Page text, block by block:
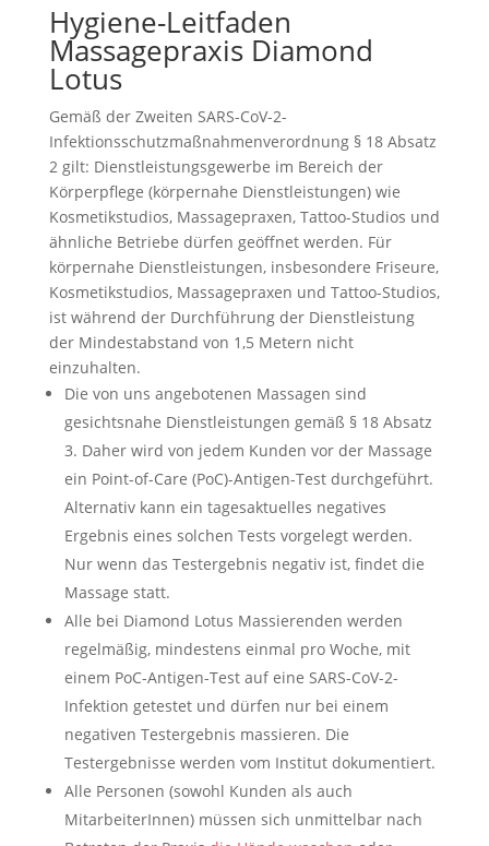
Hygiene-Leitfaden
Massagepraxis Diamond
Lotus
Gemäß der Zweiten SARS-CoV-2-
Infektionsschutzmaßnahmenverordnung § 18 Absatz
2 gilt: Dienstleistungsgewerbe im Bereich der
Körperpflege (körpernahe Dienstleistungen) wie
Kosmetikstudios, Massagepraxen, Tattoo-Studios und
ähnliche Betriebe dürfen geöffnet werden. Für
körpernahe Dienstleistungen, insbesondere Friseure,
Kosmetikstudios, Massagepraxen und Tattoo-Studios,
ist während der Durchführung der Dienstleistung
der Mindestabstand von 1,5 Metern nicht
einzuhalten.
Die von uns angebotenen Massagen sind
gesichtsnahe Dienstleistungen gemäß § 18 Absatz
3. Daher wird von jedem Kunden vor der Massage
ein Point-of-Care (PoC)-Antigen-Test durchgeführt.
Alternativ kann ein tagesaktuelles negatives
Ergebnis eines solchen Tests vorgelegt werden.
Nur wenn das Testergebnis negativ ist, findet die
Massage statt.
Alle bei Diamond Lotus Massierenden werden
regelmäßig, mindestens einmal pro Woche, mit
einem PoC-Antigen-Test auf eine SARS-CoV-2-
Infektion getestet und dürfen nur bei einem
negativen Testergebnis massieren. Die
Testergebnisse werden vom Institut dokumentiert.
Alle Personen (sowohl Kunden als auch
MitarbeiterInnen) müssen sich unmittelbar nach